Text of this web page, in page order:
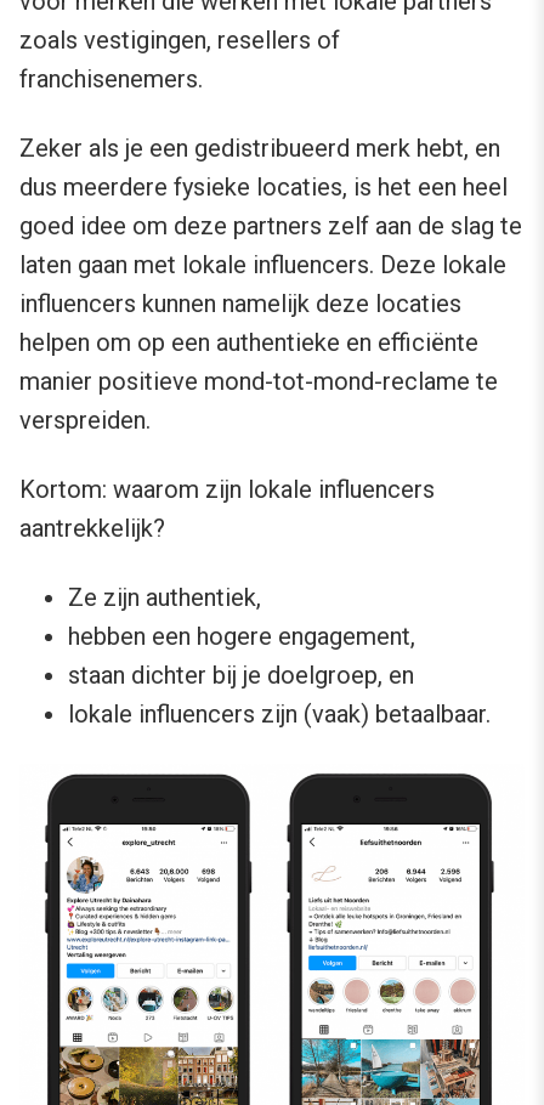
zoals vestigingen, resellers of
franchisenemers.
Zeker als je een gedistribueerd merk hebt, en
dus meerdere fysieke locaties, is het een heel
goed idee om deze partners zelf aan de slag te
laten gaan met lokale influencers. Deze lokale
influencers kunnen namelijk deze locaties
helpen om op een authentieke en efficiënte
manier positieve mond-tot-mond-reclame te
verspreiden.
Kortom: waarom zijn lokale influencers
aantrekkelijk?
Ze zijn authentiek,
hebben een hogere engagement,
staan dichter bij je doelgroep, en
lokale influencers zijn (vaak) betaalbaar.